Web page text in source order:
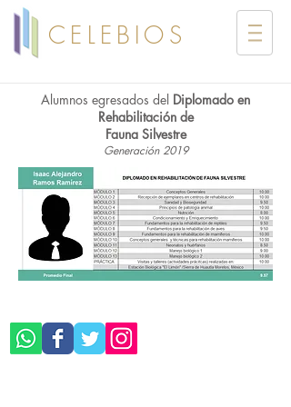
CELEBIOS
Alumnos egresados del Diplomado en
Rehabilitación de
Fauna Silvestre
Generación 2019